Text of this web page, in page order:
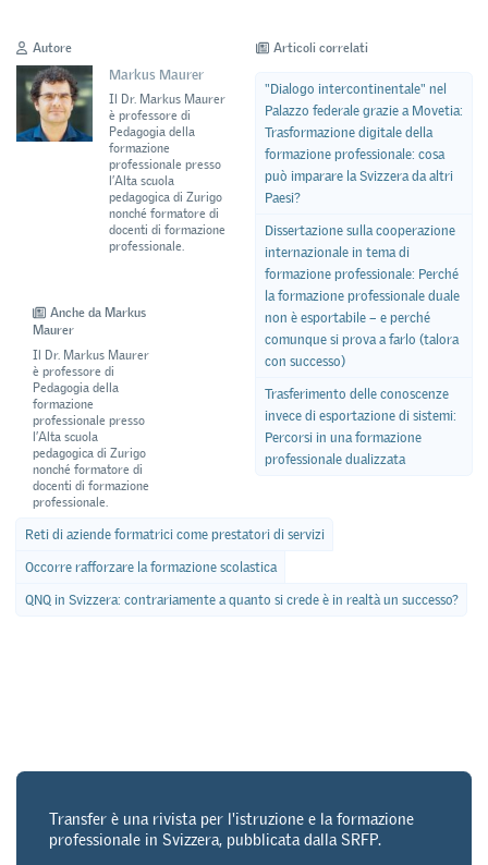
Autore
Markus Maurer
Il Dr. Markus Maurer
è professore di
Pedagogia della
formazione
professionale presso
l’Alta scuola
pedagogica di Zurigo
nonché formatore di
docenti di formazione
professionale.
Anche da Markus
Maurer
Il Dr. Markus Maurer
è professore di
Pedagogia della
formazione
professionale presso
l’Alta scuola
pedagogica di Zurigo
nonché formatore di
docenti di formazione
professionale.
Reti di aziende formatrici come prestatori di servizi
Occorre rafforzare la formazione scolastica
QNQ in Svizzera: contrariamente a quanto si crede è in realtà un successo?
Articoli correlati
"Dialogo intercontinentale" nel
Palazzo federale grazie a Movetia:
Trasformazione digitale della
formazione professionale: cosa
può imparare la Svizzera da altri
Paesi?
Dissertazione sulla cooperazione
internazionale in tema di
formazione professionale: Perché
la formazione professionale duale
non è esportabile – e perché
comunque si prova a farlo (talora
con successo)
Trasferimento delle conoscenze
invece di esportazione di sistemi:
Percorsi in una formazione
professionale dualizzata
Transfer è una rivista per l'istruzione e la formazione
professionale in Svizzera, pubblicata dalla SRFP.